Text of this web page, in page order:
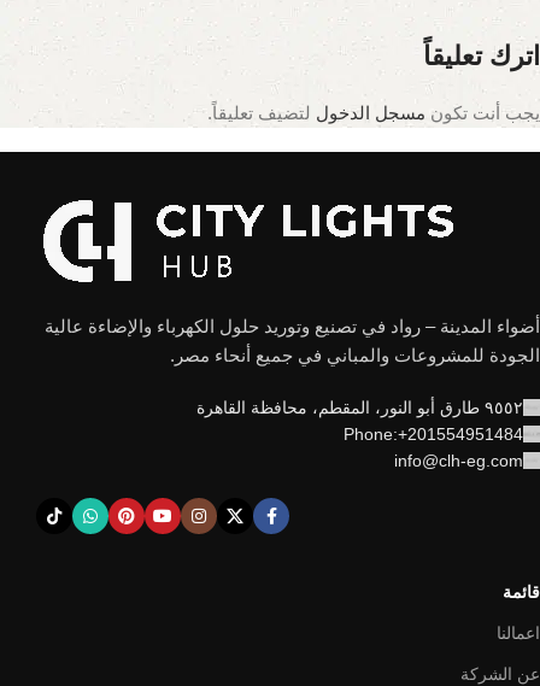
اترك تعليقاً
يجب أنت تكون مسجل الدخول لتضيف تعليقاً.
أضواء المدينة – رواد في تصنيع وتوريد حلول الكهرباء والإضاءة عالية
الجودة للمشروعات والمباني في جميع أنحاء مصر.
٩٥٥٢ طارق أبو النور، المقطم، محافظة القاهرة
Phone:+201554951484
info@clh-eg.com
قائمة
اعمالنا
عن الشركة